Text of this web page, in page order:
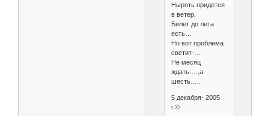
Нырять придется
в ветер,
Билет до лета
есть…
Но вот проблема
светит-…
Не месяц
ждать….,а
шесть…..
5 декабря- 2005
г.©